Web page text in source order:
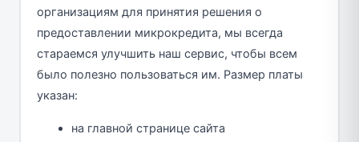
организациям для принятия решения о
предоставлении микрокредита, мы всегда
стараемся улучшить наш сервис, чтобы всем
было полезно пользоваться им. Размер платы
указан:
на главной странице сайта